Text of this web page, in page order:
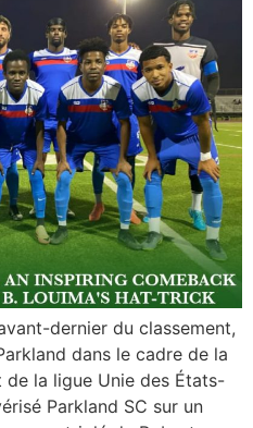
dernier du classement,
dans le cadre de la
la ligue Unie des États-
Parkland SC sur un